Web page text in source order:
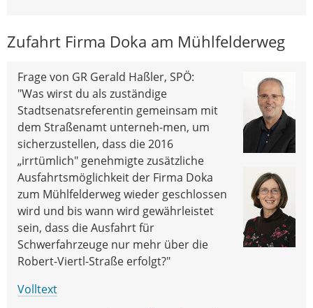
Zufahrt Firma Doka am Mühlfelderweg
Frage von GR Gerald Haßler, SPÖ:
"Was wirst du als zuständige
Stadtsenatsreferentin gemeinsam mit
dem Straßenamt unterneh-men, um
sicherzustellen, dass die 2016
„irrtümlich" genehmigte zusätzliche
Ausfahrtsmöglichkeit der Firma Doka
zum Mühlfelderweg wieder geschlossen
wird und bis wann wird gewährleistet
sein, dass die Ausfahrt für
Schwerfahrzeuge nur mehr über die
Robert-Viertl-Straße erfolgt?"
Volltext